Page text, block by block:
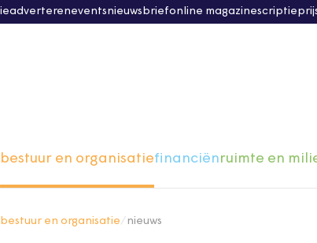
advertereneventsnieuwsbriefonline magazine
bestuur en organisatiefinanciënruimte en
bestuur en organisatie nieuws